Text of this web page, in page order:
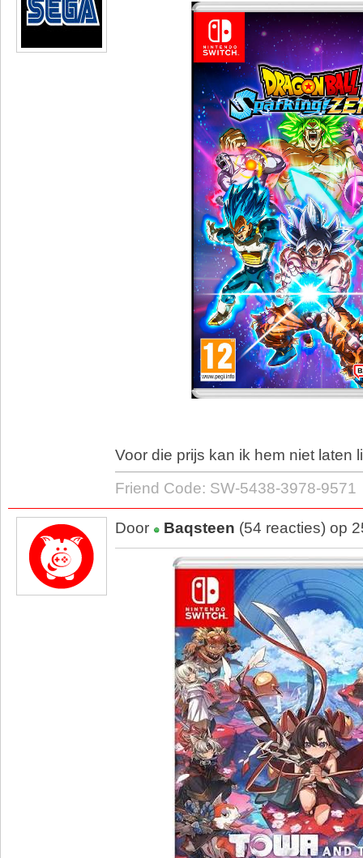
Voor die prijs kan ik hem niet laten
Friend Code: SW-5438-3978-9571
Door Baqsteen (54 reacties) op